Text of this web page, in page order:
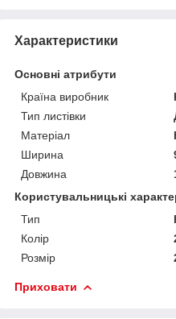
Характеристики
Основні атрибути
Країна виробник
Тип листівки
Матеріал
Ширина
Довжина
Користувальницькі
Тип
Колір
Розмір
Приховати